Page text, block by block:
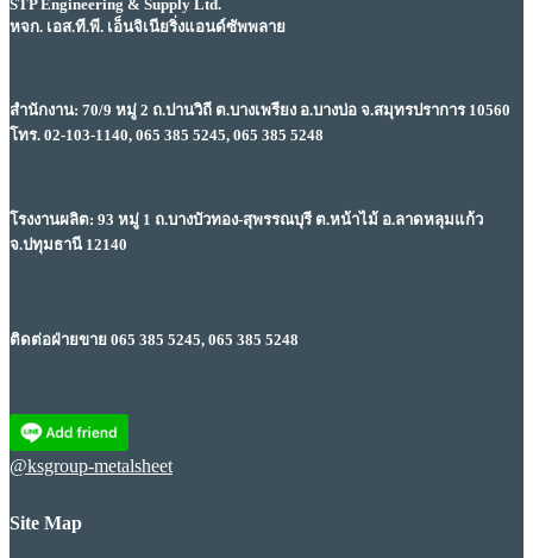
STP Engineering & Supply Ltd.
หจก. เอส.ที.พี. เอ็นจิเนียริ่งแอนด์ซัพพลาย
สำนักงาน: 70/9 หมู่ 2 ถ.ปานวิถี ต.บางเพรียง อ.บางบ่อ จ.สมุทรปราการ 10560
โทร. 02-103-1140, 065 385 5245, 065 385 5248
โรงงานผลิต: 93 หมู่ 1 ถ.บางบัวทอง-สุพรรณบุรี ต.หน้าไม้ อ.ลาดหลุมแก้ว
จ.ปทุมธานี 12140
ติดต่อฝ่ายขาย 065 385 5245, 065 385 5248
@ksgroup-metalsheet
Site Map